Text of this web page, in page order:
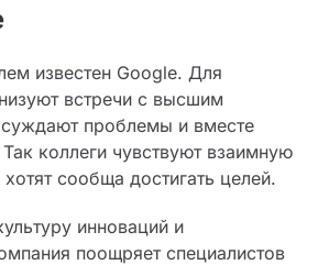
известен Google. Для
встречи с высшим
проблемы и вместе
коллеги чувствуют взаимную
хотят сообща достигать целей.
инноваций и
поощряет специалистов